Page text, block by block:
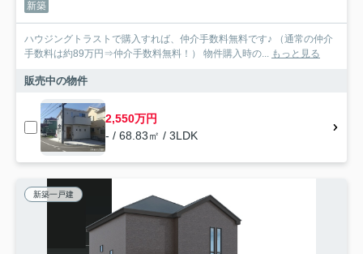
新築
ハウジングトラストで購入すれば、仲介手数料無料です♪ （通常の仲介
手数料は約89万円⇒仲介手数料無料！） 物件購入時の... もっと見る
販売中の物件
2,550万円
- / 68.83㎡ / 3LDK
新築一戸建